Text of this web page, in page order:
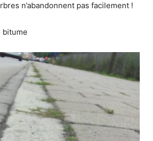
n’abandonnent pas facilement !
bitume